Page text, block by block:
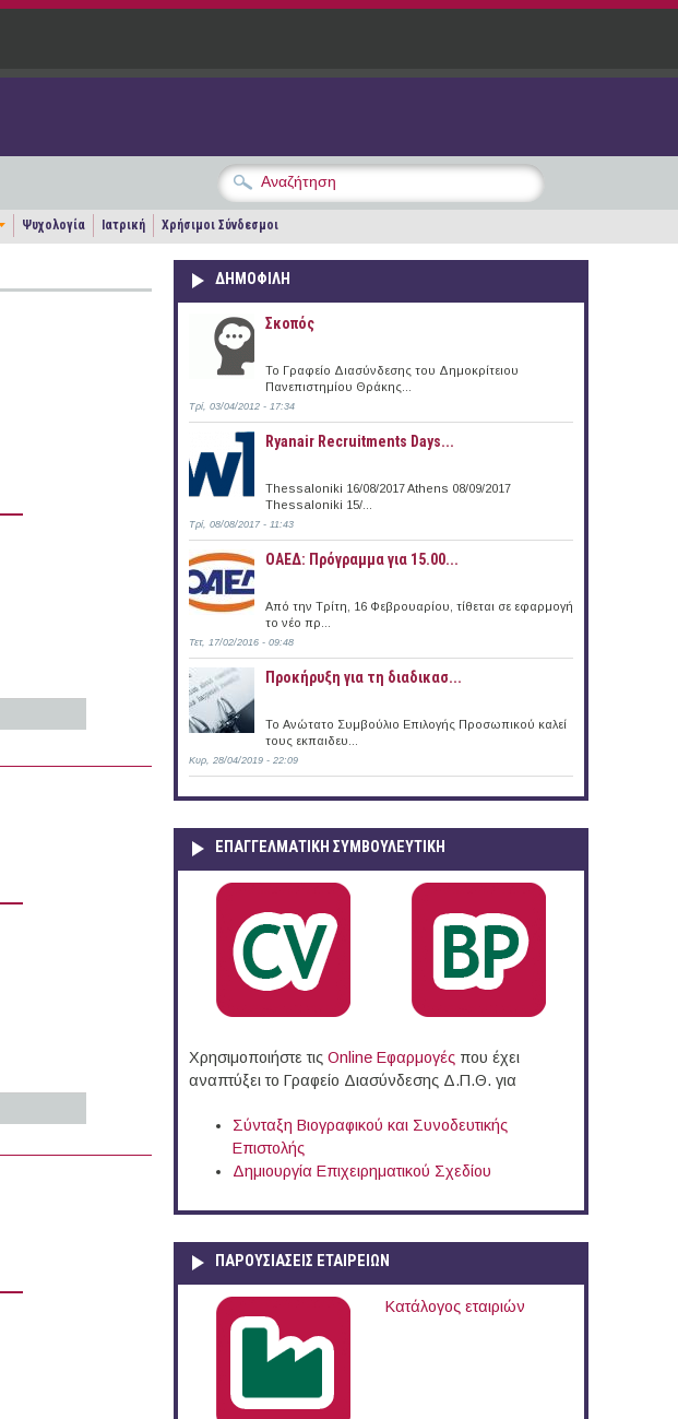
Ψυχολογία Ιατρική Χρήσιμοι Σύνδεσμοι
ΔΗΜΟΦΙΛΗ
Σκοπός
Το Γραφείο Διασύνδεσης του Δημοκρίτειου
Πανεπιστημίου Θράκης...
Τρί, 03/04/2012 - 17:34
Ryanair Recruitments Days...
Thessaloniki 16/08/2017 Athens 08/09/2017
Thessaloniki 15/...
Τρί, 08/08/2017 - 11:43
ΟΑΕΔ: Πρόγραμμα για 15.00...
Από την Τρίτη, 16 Φεβρουαρίου, τίθεται σε εφαρμογή
το νέο πρ...
Τετ, 17/02/2016 - 09:48
Προκήρυξη για τη διαδικασ...
Το Ανώτατο Συμβούλιο Επιλογής Προσωπικού καλεί
τους εκπαιδευ...
Κυρ, 28/04/2019 - 22:09
ΕΠΑΓΓΕΛΜΑΤΙΚΉ ΣΥΜΒΟΥΛΕΥΤΙΚΉ
Χρησιμοποιήστε τις Online Eφαρμογές που έχει
αναπτύξει το Γραφείο Διασύνδεσης Δ.Π.Θ. για
Σύνταξη Βιογραφικού και Συνοδευτικής
Επιστολής
Δημιουργία Επιχειρηματικού Σχεδίου
ΠΑΡΟΥΣΙΆΣΕΙΣ ΕΤΑΙΡΕΙΏΝ
Κατάλογος εταιριών